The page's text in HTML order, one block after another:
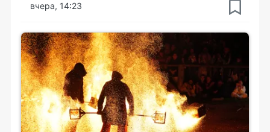
вчера, 14:23